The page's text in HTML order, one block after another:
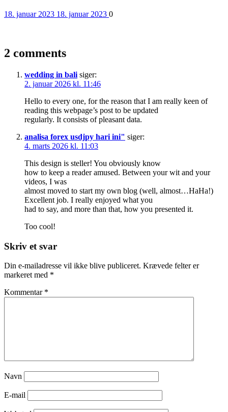
Posted
18. januar 2023 18. januar 2023 Comments
0
2 comments
wedding in bali siger:
2. januar 2026 kl. 11:46
Hello to every one, for the reason that I am really keen of
reading this webpage’s post to be updated
regularly. It consists of pleasant data.
analisa forex usdjpy hari ini" siger:
4. marts 2026 kl. 11:03
This design is steller! You obviously know
how to keep a reader amused. Between your wit and your
videos, I was
almost moved to start my own blog (well, almost…HaHa!)
Excellent job. I really enjoyed what you
had to say, and more than that, how you presented it.
Too cool!
Skriv et svar
Din e-mailadresse vil ikke blive publiceret. Krævede felter er
markeret med *
Kommentar *
Navn
E-mail